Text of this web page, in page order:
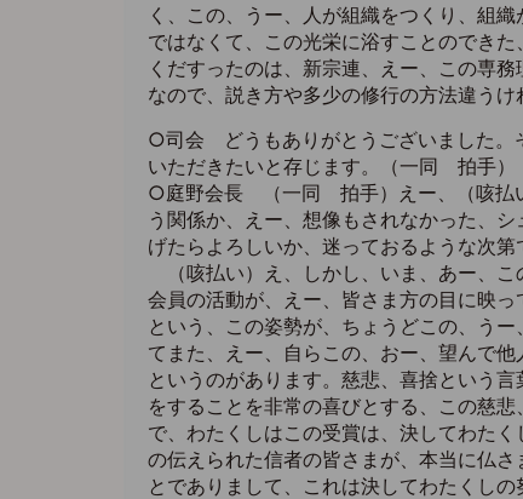
く、この、うー、人が組織をつくり、組
ではなくて、この光栄に浴すことのでき
くだすったのは、新宗連、えー、この専
なので、説き方や多少の修行の方法違う
○司会 どうもありがとうございました。
いただきたいと存じます。（一同 拍手）
○庭野会長 （一同 拍手）えー、（咳払い
う関係か、えー、想像もされなかった、
げたらよろしいか、迷っておるような次第
（咳払い）え、しかし、いま、あー、こ
会員の活動が、えー、皆さま方の目に映
という、この姿勢が、ちょうどこの、う
てまた、えー、自らこの、おー、望んで
というのがあります。慈悲、喜捨という
をすることを非常の喜びとする、この慈
で、わたくしはこの受賞は、決してわた
の伝えられた信者の皆さまが、本当に仏
とでありまして、これは決してわたくし